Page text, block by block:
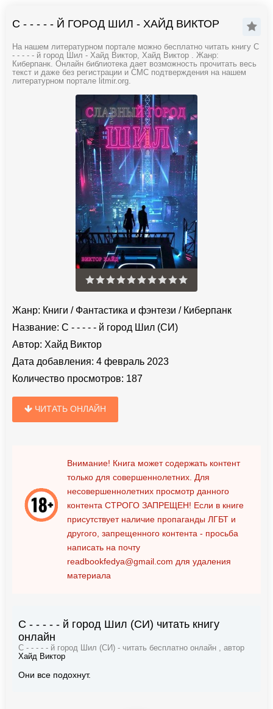
С - - - - - Й ГОРОД ШИЛ - ХАЙД ВИКТОР
На нашем литературном портале можно бесплатно читать книгу С
- - - - - й город Шил - Хайд Виктор, Хайд Виктор . Жанр:
Киберпанк. Онлайн библиотека дает возможность прочитать весь
текст и даже без регистрации и СМС подтверждения на нашем
литературном портале litmir.org.
Жанр: Книги / Фантастика и фэнтези / Киберпанк
Название: С - - - - - й город Шил (СИ)
Автор: Хайд Виктор
Дата добавления: 4 февраль 2023
Количество просмотров: 187
ЧИТАТЬ ОНЛАЙН
Внимание! Книга может содержать контент
только для совершеннолетних. Для
несовершеннолетних просмотр данного
контента СТРОГО ЗАПРЕЩЕН! Если в книге
присутствует наличие пропаганды ЛГБТ и
другого, запрещенного контента - просьба
написать на почту
readbookfedya@gmail.com для удаления
материала
С - - - - - й город Шил (СИ) читать книгу
онлайн
С - - - - - й город Шил (СИ) - читать бесплатно онлайн , автор
Хайд Виктор
Они все подохнут.